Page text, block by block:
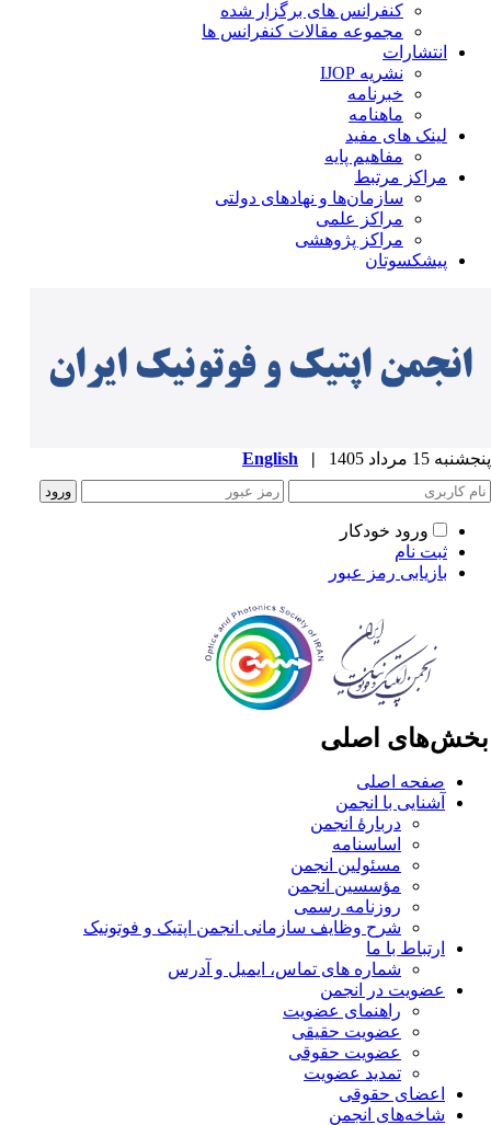
کنفرانس های برگزار شده
مجموعه مقالات کنفرانس ها
انتشارات
نشریه IJOP
خبرنامه
ماهنامه
لینک های مفید
مفاهیم پایه
مراکز مرتبط
سازمان‌ها و نهادهای دولتی
مراکز علمی
مراکز پژوهشی
پیشکسوتان
15 مرداد 1405 |
English
ورود خودکار
ثبت نام
بازیابی رمز عبور
اصلی
صفحه اصلی
آشنایی با انجمن
دربارۀ انجمن
اساسنامه
مسئولین انجمن
مؤسسین انجمن
روزنامه رسمی
شرح وظایف سازمانی انجمن اپتیک و فوتونیک
ارتباط با ما
شماره های تماس، ایمیل و آدرس
عضویت در انجمن
راهنمای عضویت
عضویت حقیقی
عضویت حقوقی
تمدید عضویت
اعضای حقوقی
شاخه‌های انجمن